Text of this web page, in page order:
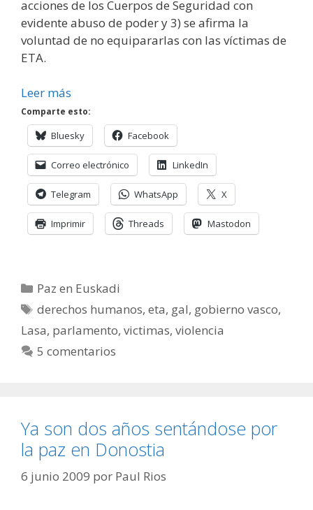
acciones de los Cuerpos de Seguridad con
evidente abuso de poder y 3) se afirma la
voluntad de no equipararlas con las víctimas de
ETA.
Leer más
Comparte esto:
Bluesky Facebook
Correo electrónico LinkedIn
Telegram WhatsApp X
Imprimir Threads Mastodon
Categorías
Paz en Euskadi
Etiquetas
derechos humanos,eta, gal, gobierno vasco,
Lasa, parlamento, victimas, violencia
5 comentarios
Ya son dos años sentándose por
la paz en Donostia
6 junio 2009 por Paul Rios